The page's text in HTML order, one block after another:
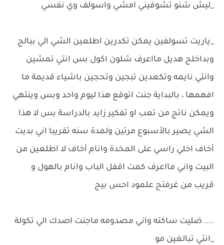
_ليش شنو تشوفيني امشي واسولف وي نفسي
_ياريت تسولفين يمكن تكدرين اطلعين الشي الي ببالج
وبداخلج هديل مااعرف شلون اكول بس انتي تمشين
وانتي نايمه وتكعدين تبجين وتحجين باشياء قديمة ما
افهمها ، بالبداية جنت اتوقع هذا ليوم واحد وبس وينتهي
ويمكن ناتج من تعب او تفكير زايد بالدراسة بس لا هذا
الشي يصير بالأسبوع مرتين ولمدة سنه تقريبا اني بديت
أخاف اخلي راسي على المخدة وانام أخاف لا اطلعين من
البيت واني مااعرف كمت اقفل الباب وانام بالهول و
قريب من غرفتج علمود احس بيج
.... ضليت ساكته واني مصدومه ماجنت اصدك الي تكولة
_انتي تبالغين مو